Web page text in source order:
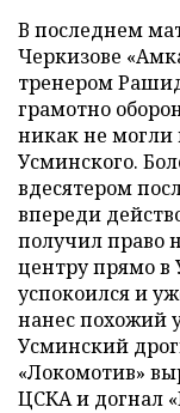
В последнем
Черкизове
тренером
грамотно
никак не могли
Усминского.
вдесятером
впереди
получил право
центру прямо в
успокоился и
нанес похожий
Усминский
«Локомотив»
ЦСКА и догнал